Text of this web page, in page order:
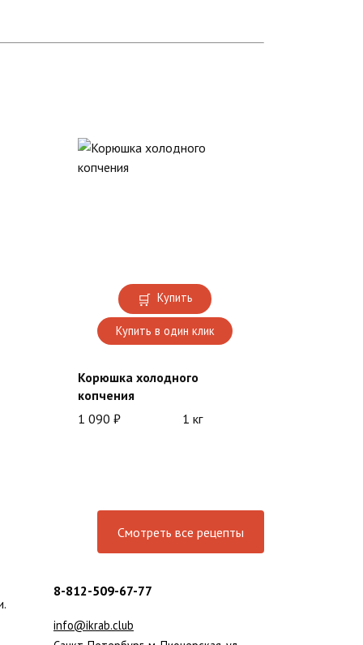
Купить
Купить в один клик
Корюшка холодного
копчения
1 090 ₽ 1 кг
Смотреть все рецепты
8-812-509-67-77
info@ikrab.club